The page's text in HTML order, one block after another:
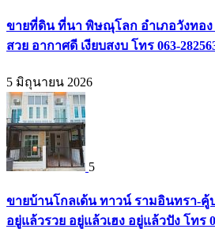
ขายที่ดิน ที่นา พิษณุโลก อำเภอวังทอง
สวย อากาศดี เงียบสงบ โทร 063-
5 มิถุนายน 2026
5
ขายบ้านโกลเด้น ทาวน์ รามอินทรา-
อยู่แล้วรวย อยู่แล้วเฮง อยู่แล้วปัง โทร